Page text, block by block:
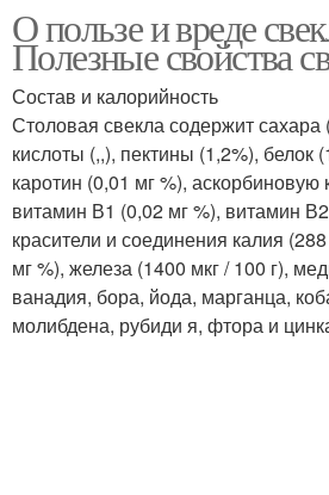
О пользе и вреде
Полезные свойства
Состав и калорийность
Столовая свекла содержит сахара
кислоты (,,), пектины (1,2%), белок
каротин (0,01 мг %), аскорбиновую
витамин В1 (0,02 мг %), витамин
красители и соединения калия
мг %), железа (1400 мкг / 100 г),
ванадия, бора, йода, марганца,
молибдена, рубиди я, фтора и